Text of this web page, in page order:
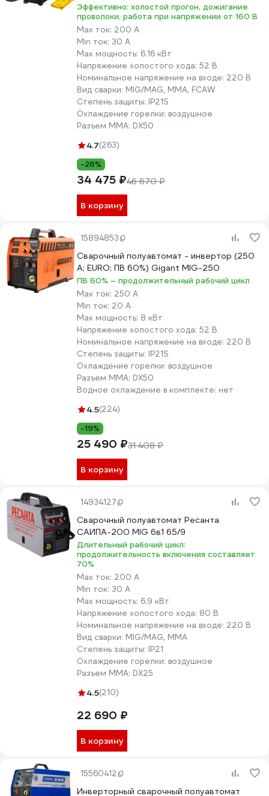
Стабильный
Aurora PRO OVERMAN
4,9
Евроразъем
Ресанта САИПА 200
4 место:START MIGLine 190
2ST190
4,9
Сила тока – до
Евроразъем
комплекте
Foxweld Invermig 205
Качественная
Ставр САУ-180М
напряжение –
QUATTRO ELEMENTI
Евроразъем
напряжения на
Есть режимы
Рейтинг актуален на 23 июля 2021 года. Подборка
составлена на основе популярности товаров на сайте
ВсеИнструменты.ру с учетом спроса покупателей на
Выбор эксперта
Сварог MIG 200 REAL N24002N Black
повседневной работы, включая настройку индуктивности,
для меня важен этот параметр, т.к. он влияет на провар и
В целом работал с аппаратами производства JASIC.
Именно этот аппарат и именуется как Сварог MIG 200
Эффективно: холостой прогон, дожигание
проволоки, работа при напряжении от 160 В
Max ток: 200 А
Min ток: 30 А
Max мощность: 6.16 кВт
Напряжение холостого хода: 52 В
Номинальное напряжение на входе: 220 В
Вид сварки: MIG/MAG, MMA, FCAW
Степень защиты: IP21S
Охлаждение горелки: воздушное
Разъем ММА: DX50
4.7(263)
-26%
34 475 ₽46 670 ₽
В корзину
15894853
Сварочный полуавтомат - инвертор (250
A; EURO; ПВ 60%) Gigant MIG-250
ПВ 60% – продолжительный рабочий цикл
Max ток: 250 А
Min ток: 20 А
Max мощность: 8 кВт
Напряжение холостого хода: 52 В
Номинальное напряжение на входе: 220 В
Степень защиты: IP21S
Охлаждение горелки: воздушное
Разъем ММА: DX50
Водное охлаждение в комплекте: нет
4.5(224)
-19%
25 490 ₽31 408 ₽
В корзину
14934127
Сварочный полуавтомат Ресанта
САИПА-200 MIG 6в1 65/9
Длительный рабочий цикл:
продолжительность включения составляет
70%
Max ток: 200 А
Min ток: 30 А
Max мощность: 6.9 кВт
Напряжение холостого хода: 80 В
Номинальное напряжение на входе: 220 В
Вид сварки: MIG/MAG, MMA
Степень защиты: IP21
Охлаждение горелки: воздушное
Разъем ММА: DX25
4.5(210)
22 690 ₽
В корзину
15560412
Инверторный сварочный полуавтомат